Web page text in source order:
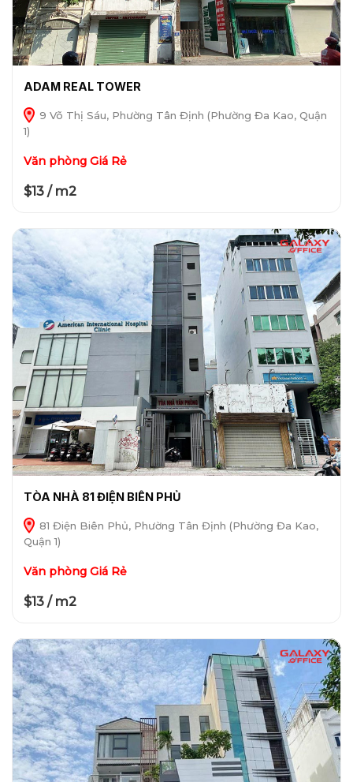
ADAM REAL TOWER
9 Võ Thị Sáu, Phường Tân Định (Phường Đa Kao, Quận
1)
Văn phòng Giá Rẻ
$13 / m2
TÒA NHÀ 81 ĐIỆN BIÊN PHỦ
81 Điện Biên Phủ, Phường Tân Định (Phường Đa Kao,
Quận 1)
Văn phòng Giá Rẻ
$13 / m2